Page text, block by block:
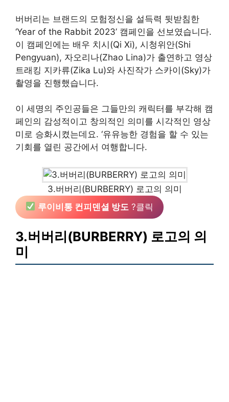
버버리는 브랜드의 모험정신을 설득력 뒷받침한
‘Year of the Rabbit 2023’ 캠페인을 선보였습니다.
이 캠페인에는 배우 치시(Qi Xi), 시청위안(Shi
Pengyuan), 자오리나(Zhao Lina)가 출연하고 영상
트래킹 지카류(Zika Lu)와 사진작가 스카이(Sky)가
촬영을 진행했습니다.
이 세명의 주인공들은 그들만의 캐릭터를 부각해 캠
페인의 감성적이고 창의적인 의미를 시각적인 영상
미로 승화시켰는데요. ‘유유능한 경험을 할 수 있는
기회를 열린 공간에서 여행합니다.
3.버버리(BURBERRY) 로고의 의미
루이비통 컨피덴셜 방도 ?클릭
3.버버리(BURBERRY) 로고의 의
미